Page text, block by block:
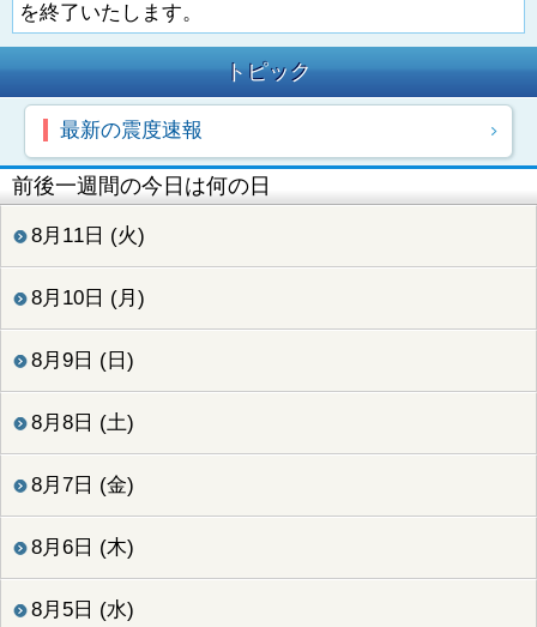
を終了いたします。
トピック
最新の震度速報
前後一週間の今日は何の日
8月11日 (火)
8月10日 (月)
8月9日 (日)
8月8日 (土)
8月7日 (金)
8月6日 (木)
8月5日 (水)